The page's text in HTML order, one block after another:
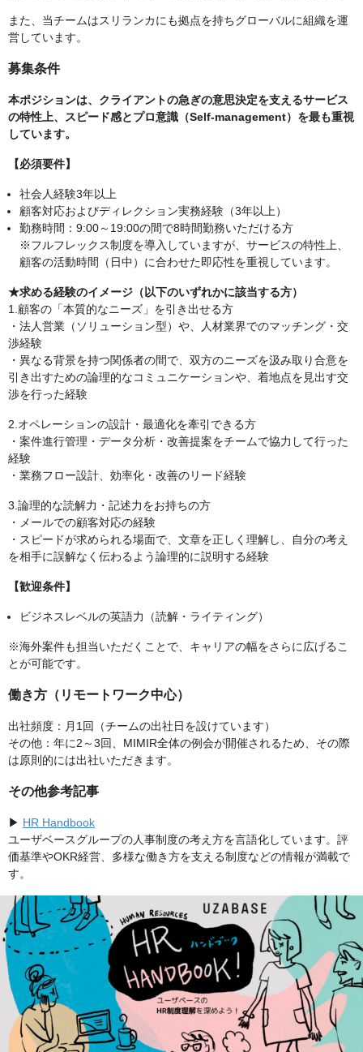
また、当チームはスリランカにも拠点を持ちグローバルに組織を運
営しています。
募集条件
本ポジションは、クライアントの急ぎの意思決定を支えるサービス
の特性上、スピード感とプロ意識（Self-management）を最も重視
しています。
【必須要件】
社会人経験3年以上
顧客対応およびディレクション実務経験（3年以上）
勤務時間：9:00～19:00の間で8時間勤務いただける方
※フルフレックス制度を導入していますが、サービスの特性上、
顧客の活動時間（日中）に合わせた即応性を重視しています。
★求める経験のイメージ（以下のいずれかに該当する方）
1.顧客の「本質的なニーズ」を引き出せる方
・法人営業（ソリューション型）や、人材業界でのマッチング・交
渉経験
・異なる背景を持つ関係者の間で、双方のニーズを汲み取り合意を
引き出すための論理的なコミュニケーションや、着地点を見出す交
渉を行った経験
2.オペレーションの設計・最適化を牽引できる方
・案件進行管理・データ分析・改善提案をチームで協力して行った
経験
・業務フロー設計、効率化・改善のリード経験
3.論理的な読解力・記述力をお持ちの方
・メールでの顧客対応の経験
・スピードが求められる場面で、文章を正しく理解し、自分の考え
を相手に誤解なく伝わるよう論理的に説明する経験
【歓迎条件】
ビジネスレベルの英語力（読解・ライティング）
※海外案件も担当いただくことで、キャリアの幅をさらに広げるこ
とが可能です。
働き方（リモートワーク中心）
出社頻度：月1回（チームの出社日を設けています）
その他：年に2～3回、MIMIR全体の例会が開催されるため、その際
は原則的には出社いただきます。
その他参考記事
▶︎ HR Handbook
ユーザベースグループの人事制度の考え方を言語化しています。評
価基準やOKR経営、多様な働き方を支える制度などの情報が満載で
す。